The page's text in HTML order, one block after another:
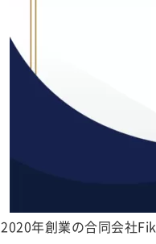
2020年創業の合同会社